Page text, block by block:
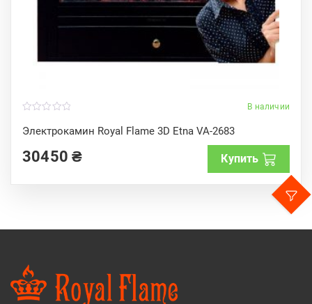
В наличии
Электрокамин Royal Flame 3D Etna VA-2683
o
u
o
f
30450₴ Купить